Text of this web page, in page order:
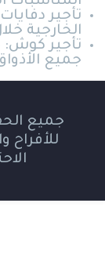
تأجير
الخارجية
تأجير
جميع
جميع